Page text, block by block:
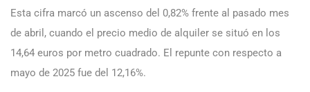
Esta cifra marcó un ascenso del 0,82% frente al pasado mes
de abril, cuando el precio medio de alquiler se situó en los
14,64 euros por metro cuadrado. El repunte con respecto a
mayo de 2025 fue del 12,16%.